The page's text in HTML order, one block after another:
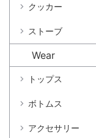
クッカー
ストーブ
Wear
トップス
ボトムス
アクセサリー